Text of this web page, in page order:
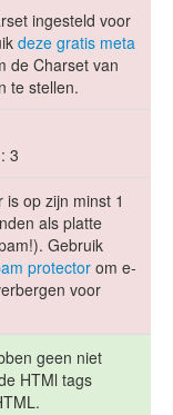
ingesteld voor
deze gratis meta
de Charset van
te stellen.
3
is op zijn minst 1
als platte
Gebruik
protectorom e-
voor
geen niet
HTMl tags